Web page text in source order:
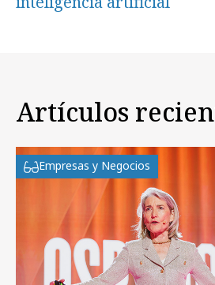
Artículos
Empresas y Negocios